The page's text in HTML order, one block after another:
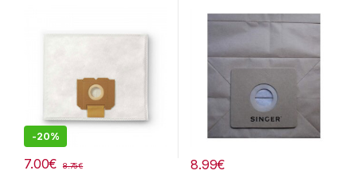
-20%
7.00€ 8.75€ 8.99€